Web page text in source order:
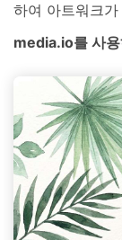
하여 아트워크
media.io를 사용